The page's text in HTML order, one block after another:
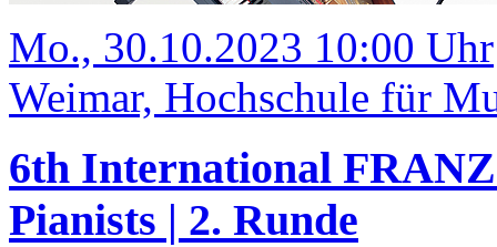
Mo., 30.10.2023 10:00 Uhr
Weimar, Hochschule für
6th International
Pianists | 2. Runde